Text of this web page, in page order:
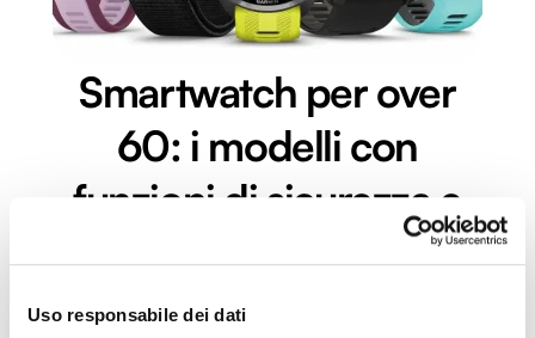
Uso responsabile dei dati
Smartwatch per over
60: i modelli con
funzioni di sicurezza e
monitoraggio della
salute